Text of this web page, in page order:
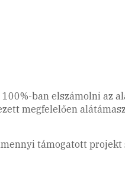
ban elszámolni az
megfelelően
támogatott projekt